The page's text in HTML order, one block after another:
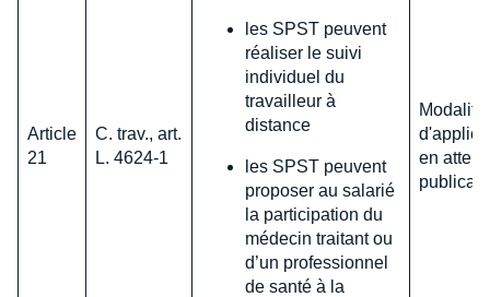
Article
21
C. trav., art.
L. 4624-1
les SPST peuvent
réaliser le suivi
individuel du
travailleur à
distance
les SPST peuvent
proposer au salarié
la participation du
médecin traitant ou
d’un professionnel
de santé à la
en